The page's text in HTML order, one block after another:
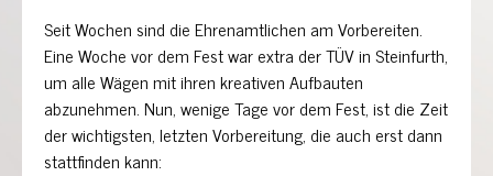
Seit Wochen sind die Ehrenamtlichen am Vorbereiten.
Eine Woche vor dem Fest war extra der TÜV in Steinfurth,
um alle Wägen mit ihren kreativen Aufbauten
abzunehmen. Nun, wenige Tage vor dem Fest, ist die Zeit
der wichtigsten, letzten Vorbereitung, die auch erst dann
stattfinden kann: